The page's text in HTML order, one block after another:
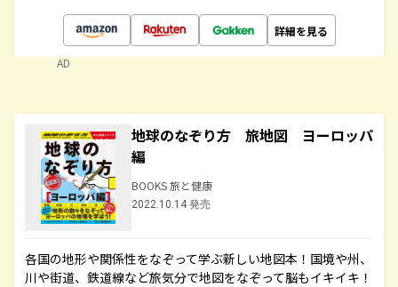
詳細を見る
AD
地球のなぞり方 旅地図 ヨーロッパ
編
BOOKS 旅と健康
2022.10.14 発売
各国の地形や関係性をなぞって学ぶ新しい地図本！国境や州、
川や街道、鉄道線など旅気分で地図をなぞって脳もイキイキ！